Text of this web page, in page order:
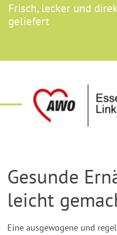
Frisch, lecker und
geliefert
Gesunde
leicht
Eine ausgewogene und